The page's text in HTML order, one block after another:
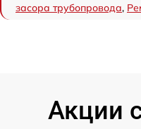
засора трубопровода,
Акции